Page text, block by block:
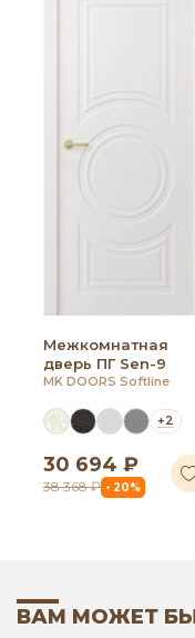
Межкомнатная
дверь ПГ Sen-9
MK DOORS Softline
+2
30 694 ₽
38 368 ₽ - 20%
ВАМ МОЖЕТ